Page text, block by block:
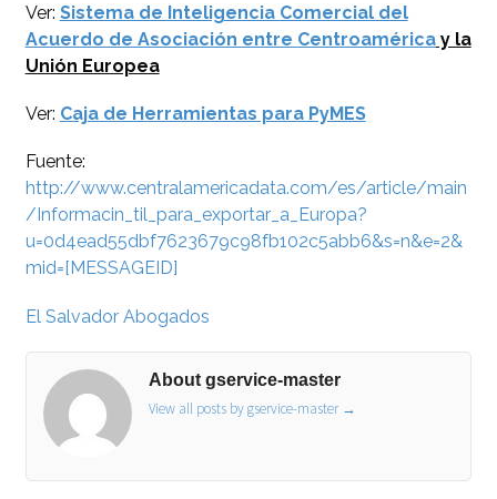
Ver: Sistema de Inteligencia Comercial del
Acuerdo de Asociación entre Centroaméricay la
Unión Europea
Ver: Caja de Herramientas para PyMES
Fuente:
http://www.centralamericadata.com/es/article/main
/Informacin_til_para_exportar_a_Europa?
u=0d4ead55dbf7623679c98fb102c5abb6&s=n&e=2&
mid=[MESSAGEID]
El Salvador Abogados
About gservice-master
View all posts by gservice-master →